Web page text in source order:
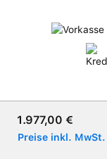
Verkaufspreis:
1.977,00 €
Preise inkl.